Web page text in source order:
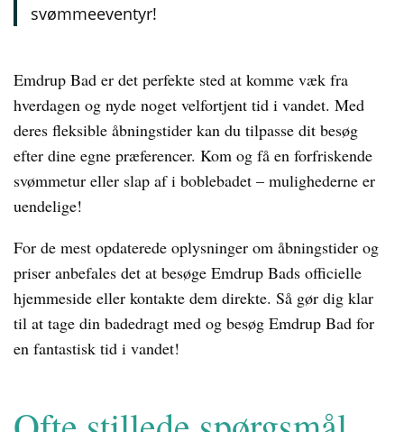
svømmeeventyr!
Emdrup Bad er det perfekte sted at komme væk fra
hverdagen og nyde noget velfortjent tid i vandet. Med
deres fleksible åbningstider kan du tilpasse dit besøg
efter dine egne præferencer. Kom og få en forfriskende
svømmetur eller slap af i boblebadet – mulighederne er
uendelige!
For de mest opdaterede oplysninger om åbningstider og
priser anbefales det at besøge Emdrup Bads officielle
hjemmeside eller kontakte dem direkte. Så gør dig klar
til at tage din badedragt med og besøg Emdrup Bad for
en fantastisk tid i vandet!